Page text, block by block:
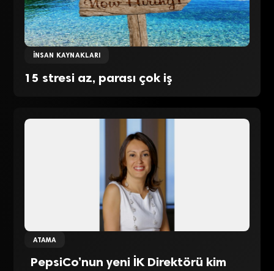
İNSAN KAYNAKLARI
15 stresi az, parası çok iş
ATAMA
PepsiCo’nun yeni İK Direktörü kim